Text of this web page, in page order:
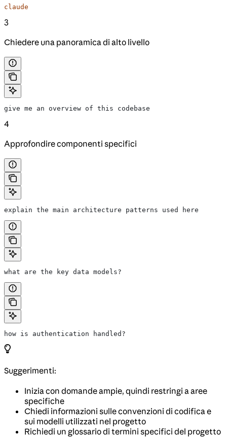
claude
3
Chiedere una panoramica di alto livello
give me an overview of this codebase
4
Approfondire componenti specifici
explain the main architecture patterns used here
what are the key data models?
how is authentication handled?
Suggerimenti:
Inizia con domande ampie, quindi restringi a aree
specifiche
Chiedi informazioni sulle convenzioni di codifica e
sui modelli utilizzati nel progetto
Richiedi un glossario di termini specifici del progetto